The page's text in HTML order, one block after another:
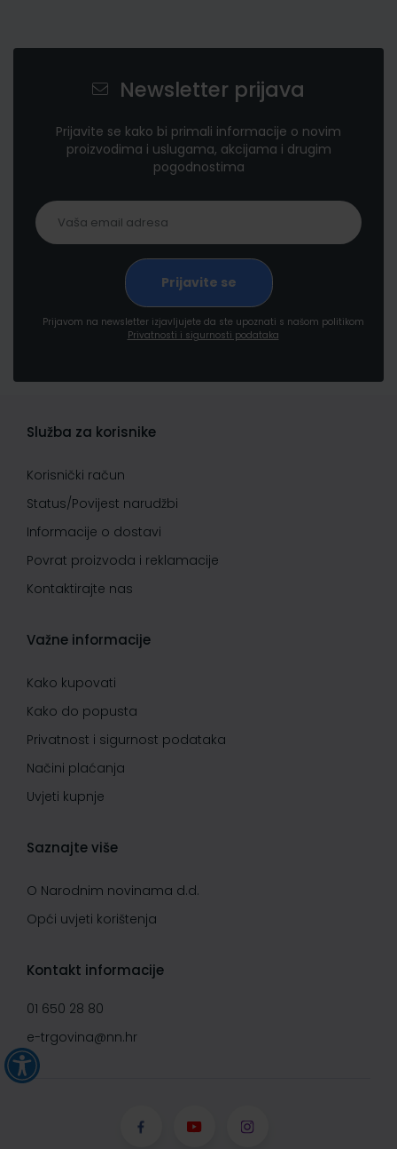
Newsletter prijava
Prijavite se kako bi primali informacije o novim
proizvodima i uslugama, akcijama i drugim
pogodnostima
Prijavom na newsletter izjavljujete da ste upoznati s našom politikom
Privatnosti i sigurnosti podataka
Služba za korisnike
Korisnički račun
Status/Povijest narudžbi
Informacije o dostavi
Povrat proizvoda i reklamacije
Kontaktirajte nas
Važne informacije
Kako kupovati
Kako do popusta
Privatnost i sigurnost podataka
Načini plaćanja
Uvjeti kupnje
Saznajte više
O Narodnim novinama d.d.
Opći uvjeti korištenja
Kontakt informacije
01 650 28 80
e-trgovina@nn.hr